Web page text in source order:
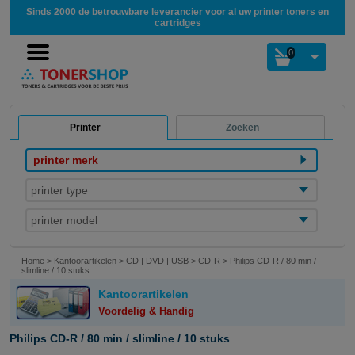
Sinds 2000 de betrouwbare leverancier voor al uw printer toners en
cartridges
0
Printer Zoeken
printer merk
printer type
printer model
Home > Kantoorartikelen > CD | DVD | USB > CD-R > Philips CD-R / 80 min /
slimline / 10 stuks
Kantoorartikelen
Voordelig & Handig
Philips CD-R / 80 min / slimline / 10 stuks